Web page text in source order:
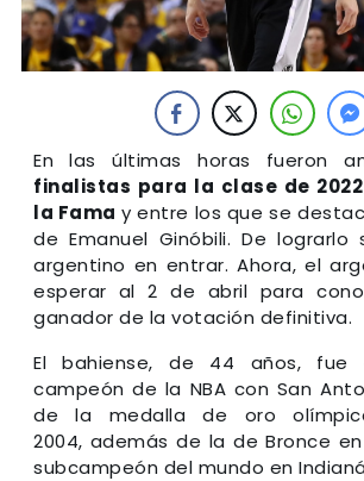
En las últimas horas fueron
finalistas para la clase de
la Fama y entre los que se
de Emanuel Ginóbili. De lograrlo
argentino en entrar. Ahora, el
esperar al 2 de abril para
ganador de la votación definitiva.
El bahiense, de 44 años, fue
campeón de la NBA con San
de la medalla de oro
2004, además de la de Bronce
subcampeón del mundo en